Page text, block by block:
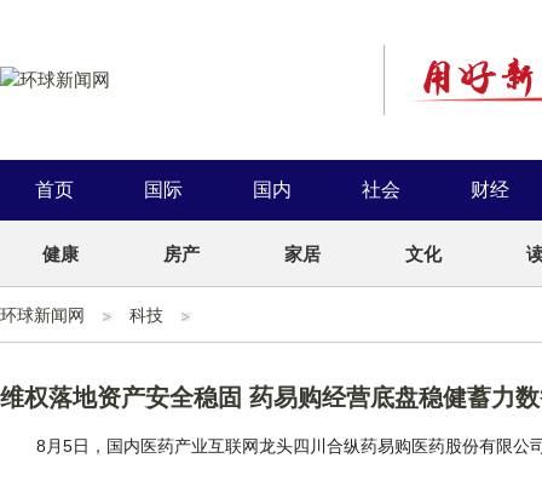
首页 国际 国内 社会 财经
健康 房产 家居 文化
环球新闻网 科技
维权落地资产安全稳固 药易购经营底盘稳健蓄力
8月5日，国内医药产业互联网龙头四川合纵药易购医药股份有限